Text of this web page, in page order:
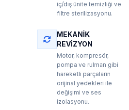
iç/dış ünite temizliği ve
filtre sterilizasyonu.
MEKANIK
REVIZYON
Motor, kompresör,
pompa ve rulman gibi
hareketli parçaların
orijinal yedekleri ile
değişimi ve ses
izolasyonu.